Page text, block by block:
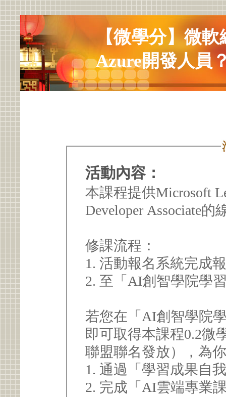
【微學分】微
Azure開發人員
活動內容：
本課程提供Microsoft
Developer Associate
修課流程：
1. 活動報名系統完成
2. 至「AI創智學院學
若您在「AI創智學院
即可取得本課程0.2微
聯盟聯名發放），為
1. 通過「學習成果自
2. 完成「AI雲端專業